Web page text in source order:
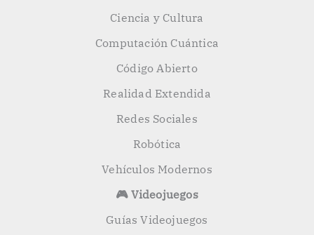
Ciencia y Cultura
Computación Cuántica
Código Abierto
Realidad Extendida
Redes Sociales
Robótica
Vehículos Modernos
🎮 Videojuegos
Guías Videojuegos